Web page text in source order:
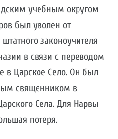
учебным округом
был уволен от
законоучителя
в связи с переводом
в Царское Село. Он был
священником в
Села. Для Нарвы
потеря.